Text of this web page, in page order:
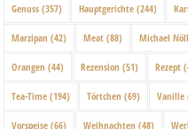
Genuss (357) Hauptgerichte (244)
Marzipan (42) Meat (88) Michael
Orangen (44) Rezension (51) Rezept
Tea-Time (194) Törtchen (69) Vanille
Vorspeise (66) Weihnachten (48)